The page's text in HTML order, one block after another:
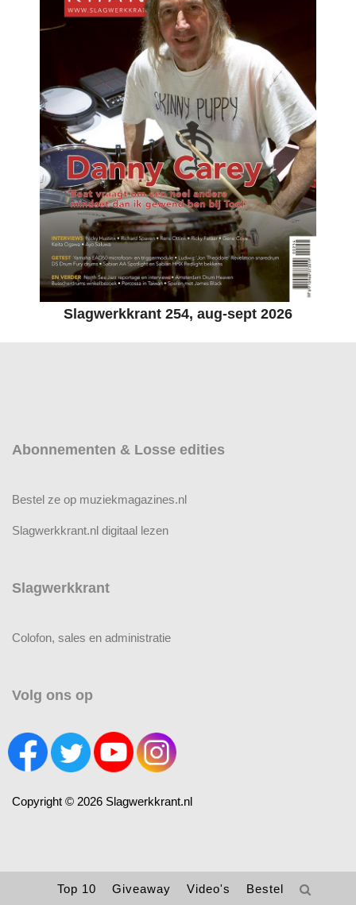
Slagwerkkrant 254, aug-sept 2026
Abonnementen & Losse edities
Bestel ze op muziekmagazines.nl
Slagwerkkrant.nl digitaal lezen
Slagwerkkrant
Colofon, sales en administratie
Volg ons op
Copyright © 2026 Slagwerkkrant.nl
Top 10 Giveaway Video's Bestel